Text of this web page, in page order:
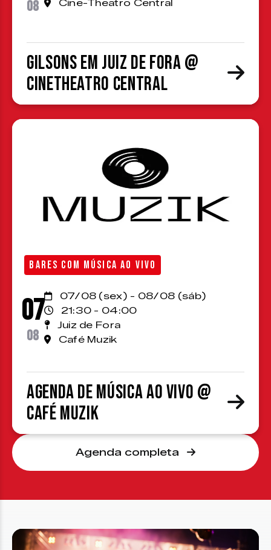
08
Cine-Theatro Central
Gilsons em Juiz de Fora @
CineTheatro Central
BARES COM MÚSICA AO VIVO
07
08
07/08 (sex) - 08/08 (sáb)
21:30 - 04:00
Juiz de Fora
Café Muzik
Agenda de Música ao Vivo @
Café Muzik
Agenda completa